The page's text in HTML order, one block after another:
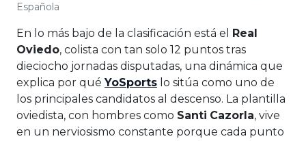
Española
En lo más bajo de la clasificación está el
Real
Oviedo, colista con tan solo 12 puntos tras
dieciocho jornadas disputadas, una dinámica que
explica por quéYoSports lo sitúa como uno de
los principales candidatos al descenso. La plantilla
oviedista, con hombres como Santi Cazorla, vive
en un nerviosismo constante porque cada punto